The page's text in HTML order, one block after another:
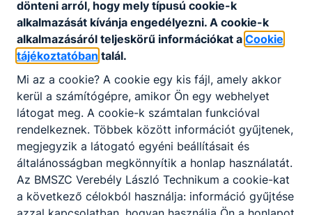
Letöltés
Pályázati felhívás oktatóknak 1.számú mellék
let
Letöltés
Trambulin pályázati felhívás
Letöltés
dönteni arról, hogy mely típusú cookie-k
alkalmazását kívánja engedélyezni. A cookie-k
alkalmazásáról teljeskörű információkat a Cookie
tájékoztatóban talál.
Mi az a cookie? A cookie egy kis fájl, amely akkor
kerül a számítógépre, amikor Ön egy webhelyet
látogat meg. A cookie-k számtalan funkcióval
rendelkeznek. Többek között információt gyűjtenek,
megjegyzik a látogató egyéni beállításait és
általánosságban megkönnyítik a honlap használatát.
Az BMSZC Verebély László Technikum a cookie-kat
a következő célokból használja: információ gyűjtése